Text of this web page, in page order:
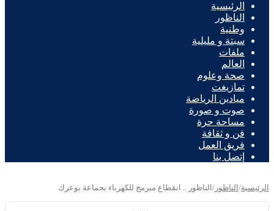
الرئيسية
الناظور
وطنية
سبتة و مليلية
ملفات
العالم
صحة وعلوم
تمازيغت
ميادين الرياضة
صوت و صورة
مساحة حرة
فن و ثقافة
فريق العمل
إتصل بنا
الرئيسية/ الناظور / الناظور .. انقطاع مبرمج للكهرباء بجماعة بوعرك